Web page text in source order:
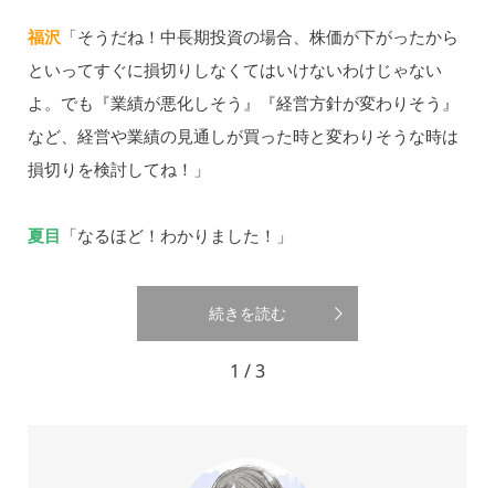
福沢「そうだね！中長期投資の場合、株価が下がったから
といってすぐに損切りしなくてはいけないわけじゃない
よ。でも『業績が悪化しそう』『経営方針が変わりそう』
など、経営や業績の見通しが買った時と変わりそうな時は
損切りを検討してね！」
夏目 「なるほど！わかりました！」
続きを読む
1 / 3